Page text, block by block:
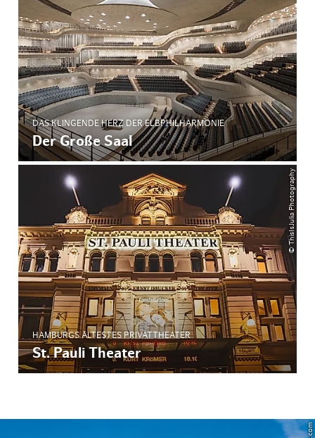
DAS KLINGENDE HERZ DER ELBPHILHARMONIE
Der Große Saal
© ThisIsJulia Photography
HAMBURGS ÄLTESTES PRIVATTHEATER
St. Pauli Theater